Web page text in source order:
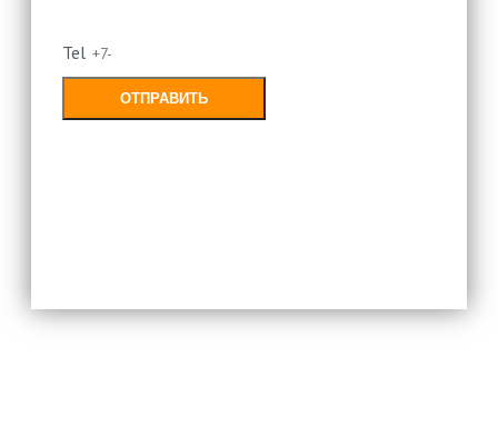
Tel
ОТПРАВИТЬ